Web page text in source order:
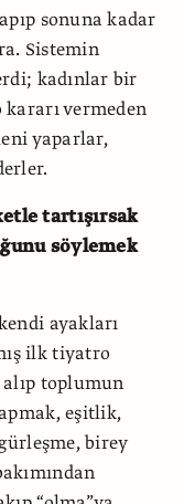
sonuna kadar
Sistemin
kadınlar bir
vermeden
yaparlar,
tartışırsak
söylemek
ayakları
ilk tiyatro
toplumun
eşitlik,
birey